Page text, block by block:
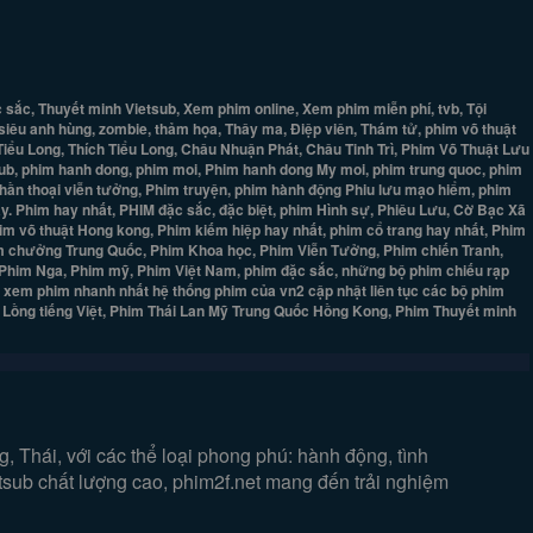
Thuyết minh Vietsub, Xem phim online, Xem phim miễn phí, tvb, Tội
anh hùng, zombie, thảm họa, Thây ma, Điệp viên, Thám tử, phim võ thuật
Long, Thích Tiểu Long, Châu Nhuận Phát, Châu Tinh Trì, Phim Võ Thuật Lưu
phim hanh dong, phim moi, Phim hanh dong My moi, phim trung quoc, phim
thoại viễn tưởng, Phim truyện, phim hành động Phiu lưu mạo hiểm, phim
hay nhất, PHIM đặc sắc, đặc biệt, phim Hình sự, Phiêu Lưu, Cờ Bạc Xã
võ thuật Hong kong, Phim kiếm hiệp hay nhất, phim cổ trang hay nhất, Phim
Trung Quốc, Phim Khoa học, Phim Viễn Tưởng, Phim chiến Tranh,
Nga, Phim mỹ, Phim Việt Nam, phim đặc sắc, những bộ phim chiếu rạp
phim nhanh nhất hệ thống phim của vn2 cập nhật liên tục các bộ phim
tiếng Việt, Phim Thái Lan Mỹ Trung Quốc Hồng Kong, Phim Thuyết minh
Thái, với các thể loại phong phú: hành động, tình
chất lượng cao, phim2f.net mang đến trải nghiệm